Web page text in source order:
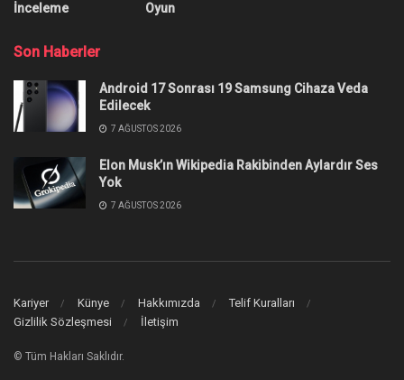
İnceleme
Oyun
Son Haberler
Android 17 Sonrası 19 Samsung Cihaza Veda
Edilecek
7 AĞUSTOS 2026
Elon Musk’ın Wikipedia Rakibinden Aylardır Ses
Yok
7 AĞUSTOS 2026
Kariyer Künye Hakkımızda
Telif Kuralları
Gizlilik Sözleşmesi
İletişim
© Tüm Hakları Saklıdır.